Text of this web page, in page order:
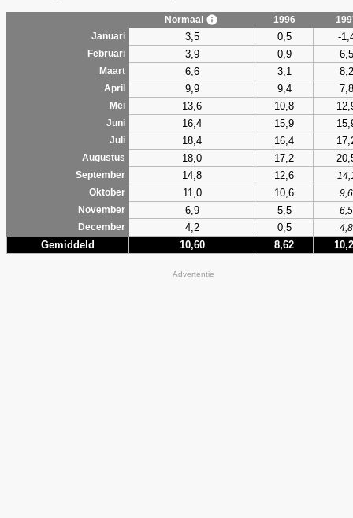
Normaal 1996
Januari
3,5 0,5 -
Februari 3,9 0,9 6,5
Maart 6,6 3,1 8,2
April 9,9 9,4 7,8
Mei 13,6 10,8
Juni 16,4 15,9
Juli 18,4 16,4
Augustus 18,0 17,2
September 14,8 12,6
Oktober
11,0 10,6
9,6
November
6,9 5,5
6,5
December
4,2 0,5 4,8
Gemiddeld 10,60 8,62
Advertentie